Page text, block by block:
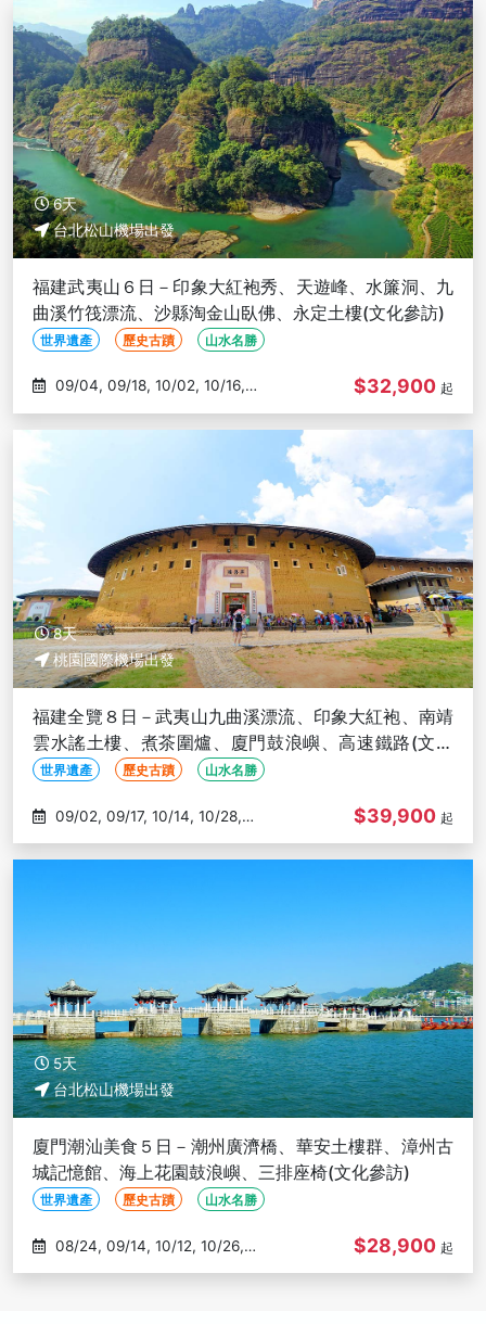
6天
台北松山機場出發
福建武夷山６日－印象大紅袍秀、天遊峰、水簾洞、九
曲溪竹筏漂流、沙縣淘金山臥佛、永定土樓(文化參訪)
世界遺產 歷史古蹟 山水名勝
12/04
$32,900 起
8天
桃園國際機場出發
福建全覽８日－武夷山九曲溪漂流、印象大紅袍、南靖
雲水謠土樓、煮茶圍爐、廈門鼓浪嶼、高速鐵路(文化
參訪)
世界遺產 歷史古蹟 山水名勝
11/04
$39,900 起
5天
台北松山機場出發
廈門潮汕美食５日－潮州廣濟橋、華安土樓群、漳州古
城記憶館、海上花園鼓浪嶼、三排座椅(文化參訪)
世界遺產 歷史古蹟 山水名勝
11/09
$28,900 起